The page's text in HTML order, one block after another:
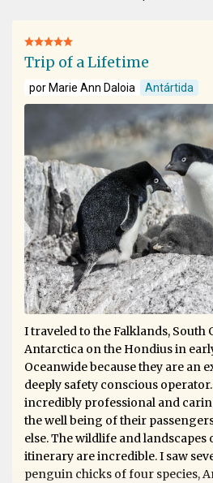
Trip of a Lifetime
por Marie Ann Daloia Antártida
I traveled to the Falklands, South
Antarctica on the Hondius in
Oceanwide because they are an
deeply safety conscious
incredibly professional and
the well being of their
else. The wildlife and landscapes
itinerary are incredible. I saw
penguin chicks of four species,